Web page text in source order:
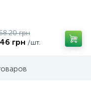
грн
грн /шт.